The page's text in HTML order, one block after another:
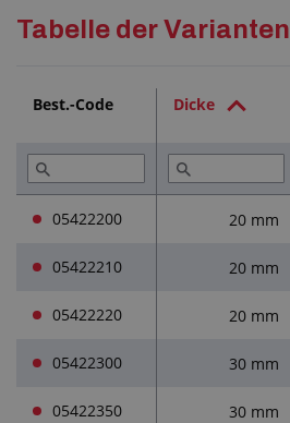
Tabelle der Varianten
Best.-Code Dicke
05422200 20 mm
05422210 20 mm
05422220 20 mm
05422300 30 mm
05422350 30 mm